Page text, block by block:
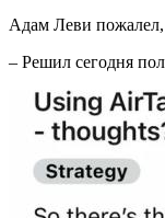
Адам Леви пожалел,
– Решил сегодня